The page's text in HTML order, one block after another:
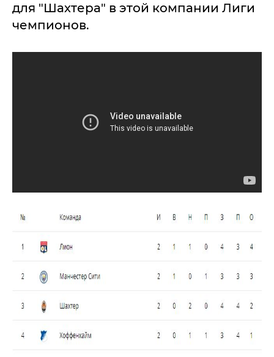
для "Шахтера" в этой компании Лиги
чемпионов.